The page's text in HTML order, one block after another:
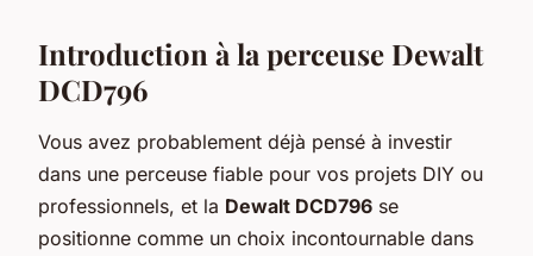
Introduction à la perceuse Dewalt
DCD796
Vous avez probablement déjà pensé à investir
dans une perceuse fiable pour vos projets DIY ou
professionnels, et la Dewalt DCD796 se
positionne comme un choix incontournable dans